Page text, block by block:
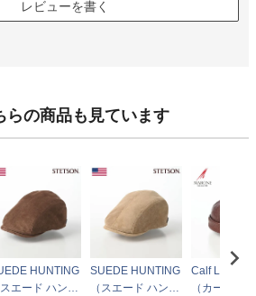
レビューを書く
らの商品も見ています
HUNTING
スエード ハンチ
SUEDE HUNTING
（スエード ハンチ
Calf Leather
（カーフレ